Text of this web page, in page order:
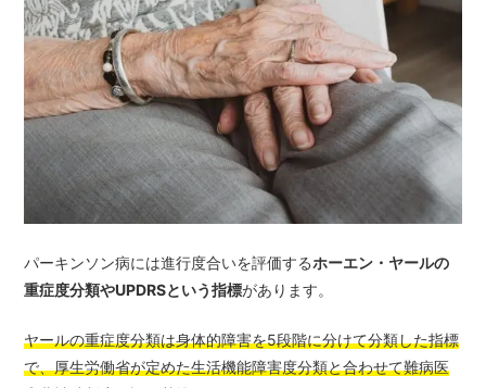
パーキンソン病には進行度合いを評価するホーエン・ヤールの
重症度分類やUPDRSという指標があります。
ヤールの重症度分類は身体的障害を5段階に分けて分類した指標
で、厚生労働省が定めた生活機能障害度分類と合わせて難病医